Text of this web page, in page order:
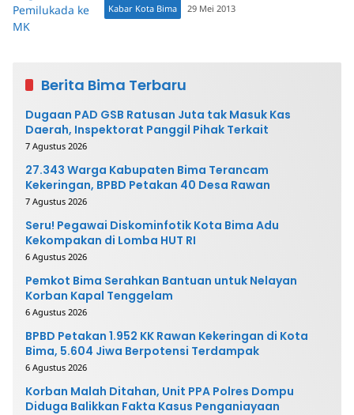
Kabar Kota Bima 29 Mei 2013
Berita Bima Terbaru
Dugaan PAD GSB Ratusan Juta tak Masuk Kas
Daerah, Inspektorat Panggil Pihak Terkait
7 Agustus 2026
27.343 Warga Kabupaten Bima Terancam
Kekeringan, BPBD Petakan 40 Desa Rawan
7 Agustus 2026
Seru! Pegawai Diskominfotik Kota Bima Adu
Kekompakan di Lomba HUT RI
6 Agustus 2026
Pemkot Bima Serahkan Bantuan untuk Nelayan
Korban Kapal Tenggelam
6 Agustus 2026
BPBD Petakan 1.952 KK Rawan Kekeringan di Kota
Bima, 5.604 Jiwa Berpotensi Terdampak
6 Agustus 2026
Korban Malah Ditahan, Unit PPA Polres Dompu
Diduga Balikkan Fakta Kasus Penganiayaan